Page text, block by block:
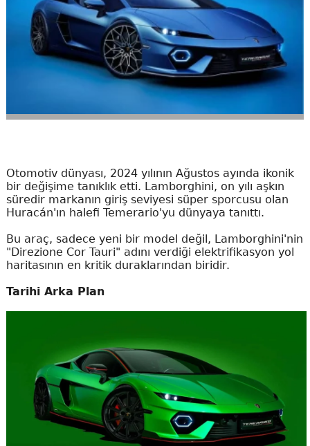
Otomotiv dünyası, 2024 yılının Ağustos ayında ikonik
bir değişime tanıklık etti. Lamborghini, on yılı aşkın
süredir markanın giriş seviyesi süper sporcusu olan
Huracán'ın halefi Temerario'yu dünyaya tanıttı.
Bu araç, sadece yeni bir model değil, Lamborghini'nin
"Direzione Cor Tauri" adını verdiği elektrifikasyon yol
haritasının en kritik duraklarından biridir.
Tarihi Arka Plan